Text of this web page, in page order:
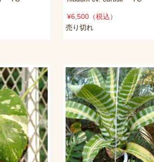
¥6,500 （税込）
売り切れ